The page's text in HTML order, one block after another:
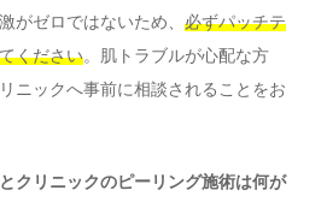
がゼロではないため、 必ずパッチテ
ください。肌トラブルが心配な方
ニックへ事前に相談されることをお
クリニックのピーリング施術は何が